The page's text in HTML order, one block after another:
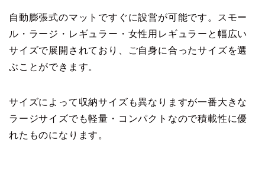
自動膨張式のマットですぐに設営が可能です。スモー
ル・ラージ・レギュラー・女性用レギュラーと幅広い
サイズで展開されており、ご自身に合ったサイズを選
ぶことができます。
サイズによって収納サイズも異なりますが一番大きな
ラージサイズでも軽量・コンパクトなので積載性に優
れたものになります。